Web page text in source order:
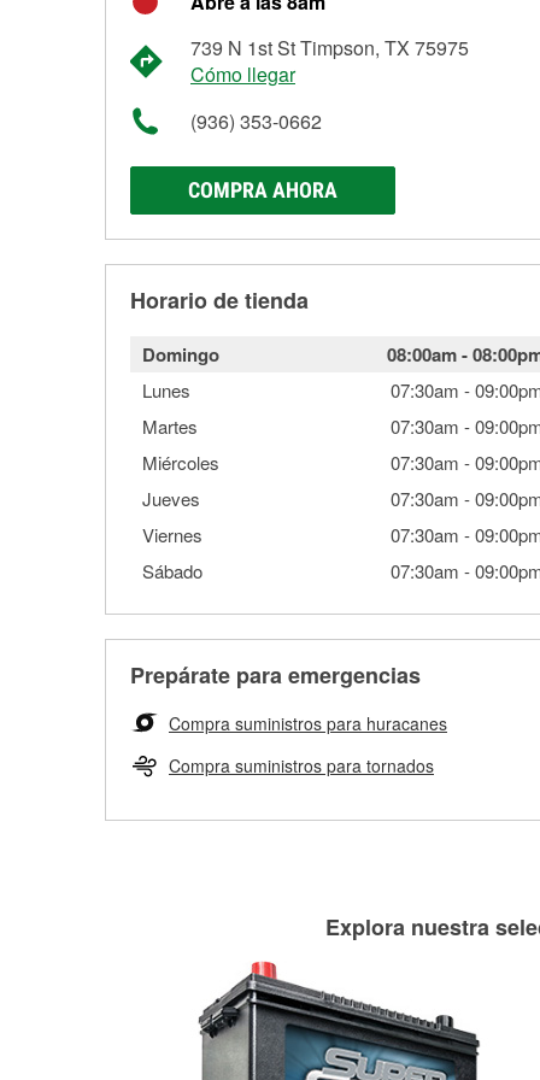
739 N 1st St Timpson, TX 75975
Cómo llegar
(936) 353-0662
COMPRA AHORA
Horario de tienda
Domingo 08:00am-
Lunes 07:30am -
Martes
07:30am -
Miércoles
07:30am -
Jueves
07:30am -
Viernes
07:30am -
Sábado
07:30am -
Prepárate para emergencias
Compra suministros para huracanes
Compra suministros para tornados
Explora nuestra